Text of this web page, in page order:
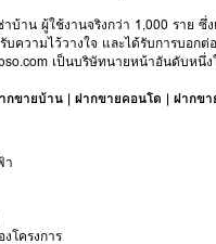
บ้าน ผู้ใช้งานจริงกว่า 1,000 ราย
ความไว้วางใจ และได้รับการบอกต่
เป็นบริษัทนายหน้าอันดับหนึ่ง
กขายบ้าน | ฝากขายคอนโด | ฝากข
า
โครงการ